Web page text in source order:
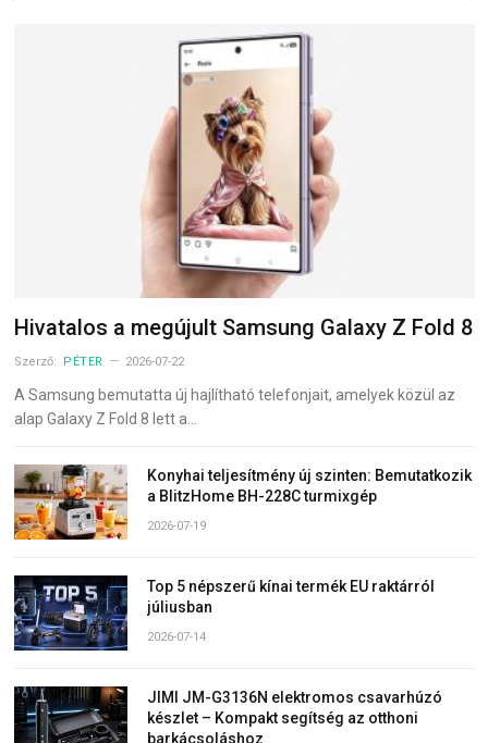
Hivatalos a megújult Samsung Galaxy Z Fold 8
Szerző: PÉTER 2026-07-22
A Samsung bemutatta új hajlítható telefonjait, amelyek közül az
alap Galaxy Z Fold 8 lett a…
Konyhai teljesítmény új szinten: Bemutatkozik
a BlitzHome BH-228C turmixgép
2026-07-19
Top 5 népszerű kínai termék EU raktárról
júliusban
2026-07-14
JIMI JM-G3136N elektromos csavarhúzó
készlet – Kompakt segítség az otthoni
barkácsoláshoz